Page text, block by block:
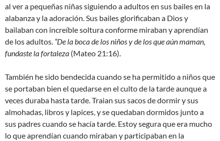
al ver a pequeñas niñas siguiendo a adultos en sus bailes en la
alabanza y la adoración. Sus bailes glorificaban a Dios y
bailaban con increíble soltura conforme miraban y aprendían
de los adultos. “De la boca de los niños y de los que aún maman,
fundaste la fortaleza (Mateo 21:16).
También he sido bendecida cuando se ha permitido a niños que
se portaban bien el quedarse en el culto de la tarde aunque a
veces duraba hasta tarde. Traian sus sacos de dormir y sus
almohadas, libros y lapices, y se quedaban dormidos junto a
sus padres cuando se hacía tarde. Estoy segura que era mucho
lo que aprendían cuando miraban y participaban en la